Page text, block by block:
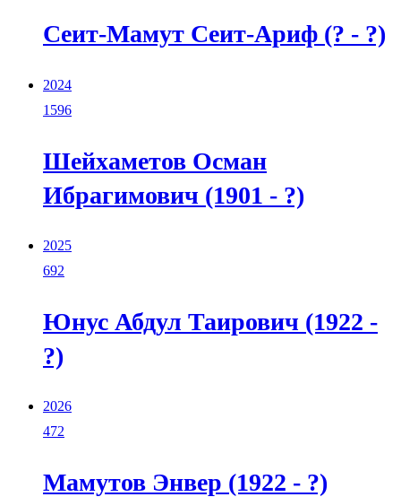
Сеит-Мамут Сеит-Ариф (? - ?)
2024
1596
Шейхаметов Осман
Ибрагимович (1901 - ?)
2025
692
Юнус Абдул Таирович (1922 -
?)
2026
472
Мамутов Энвер (1922 - ?)